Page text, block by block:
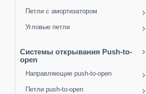
Петли с амортизатором
Угловые петли
Системы открывания Push-to-
open
Направляющие push-to-open
Петли push-to-open